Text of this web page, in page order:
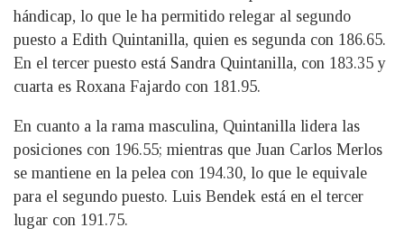
hándicap, lo que le ha permitido relegar al segundo
puesto a Edith Quintanilla, quien es segunda con 186.65.
En el tercer puesto está Sandra Quintanilla, con 183.35 y
cuarta es Roxana Fajardo con 181.95.
En cuanto a la rama masculina, Quintanilla lidera las
posiciones con 196.55; mientras que Juan Carlos Merlos
se mantiene en la pelea con 194.30, lo que le equivale
para el segundo puesto. Luis Bendek está en el tercer
lugar con 191.75.